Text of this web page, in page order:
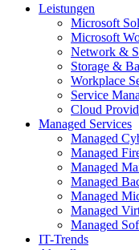
Leistungen
Microsoft
Microsoft
Network &
Storage &
Workplace
Service
Cloud
Managed Services
Managed
Managed
Managed
Managed
Managed
Managed
Managed
IT-Trends